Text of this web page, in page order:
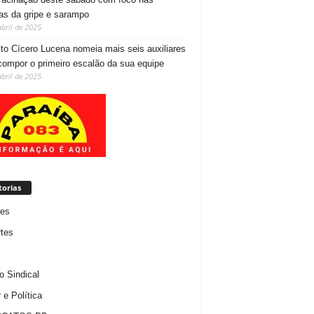
da gripe e sarampo
de 2025
Cícero Lucena nomeia mais seis auxiliares
o primeiro escalão da sua equipe
de 2025
Sindical
e Política